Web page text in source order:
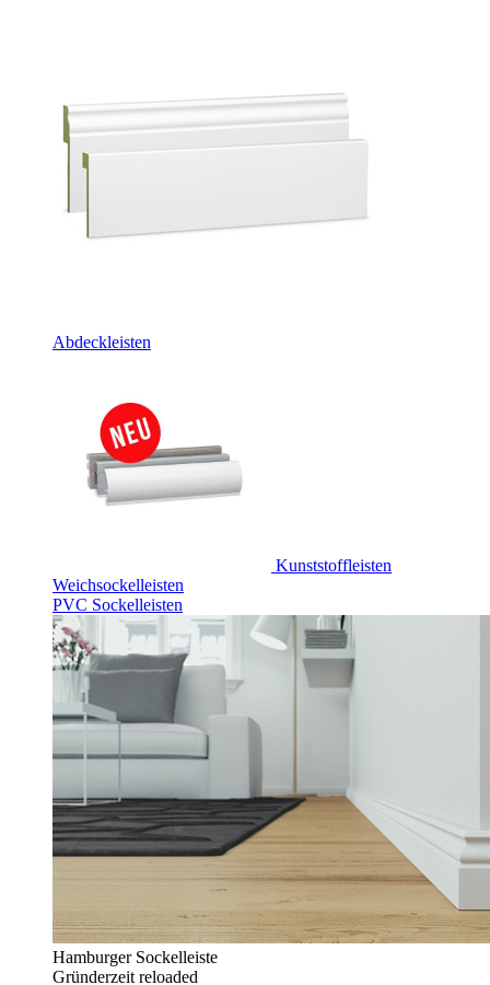
Abdeckleisten
Kunststoffleisten
Weichsockelleisten
PVC Sockelleisten
Hamburger Sockelleiste
Gründerzeit reloaded